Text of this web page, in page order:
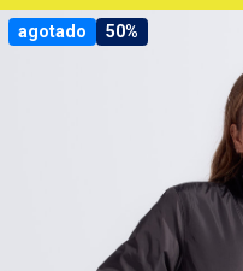
agotado 50%